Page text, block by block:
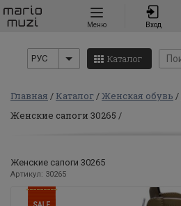
Навигация
Меню Вход
РУС Каталог
Главная Каталог Женская обувь
Женские сапоги 30265
Женские сапоги 30265
Артикул: 30265